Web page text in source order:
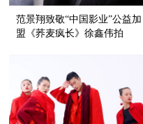
范景翔致敬“中国影业”公益加
盟《荞麦疯长》徐鑫伟拍